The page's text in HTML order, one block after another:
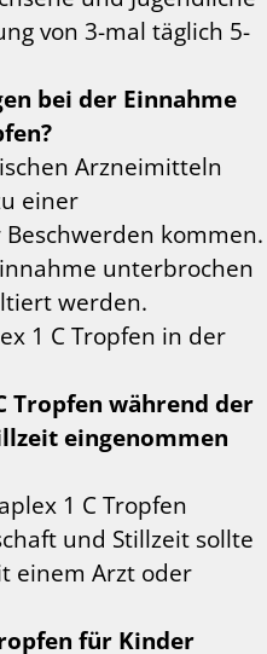
von 3-mal täglich 5-
bei der Einnahme
Arzneimitteln
einer
kommen.
unterbrochen
werden.
1 C Tropfen in der
Tropfen während der
eingenommen
1 C Tropfen
und Stillzeit sollte
einem Arzt oder
für Kinder